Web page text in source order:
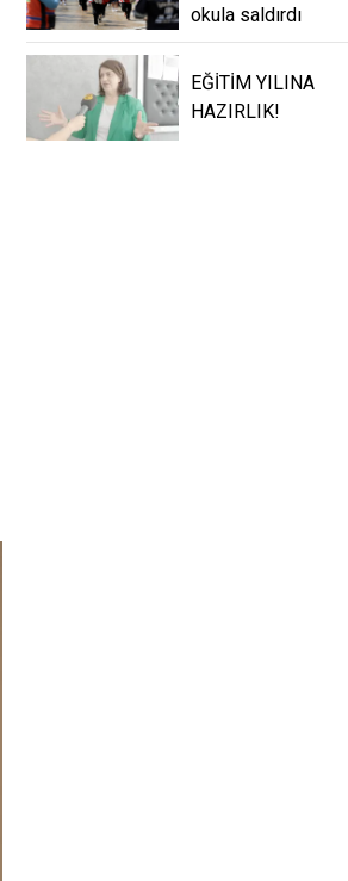
okula saldırdı
EĞİTİM YILINA
HAZIRLIK!